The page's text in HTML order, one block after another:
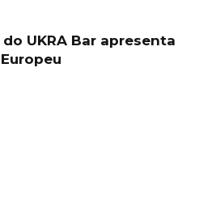
UKRA Bar apresenta